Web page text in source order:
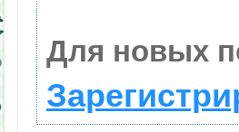
Для новых